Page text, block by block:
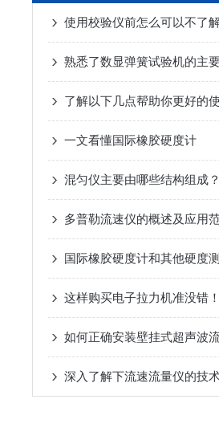
使用校验仪前怎么可以不了
一文看懂国际橡胶硬度计
混匀仪主要由哪些结构组成？
多普勒流速仪的概述及应用
这样购买电子拉力机准没错！
深入了解下流速流量仪的技